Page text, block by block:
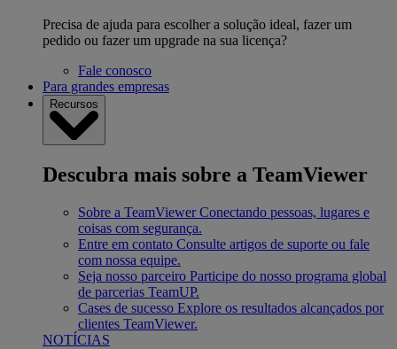
Precisa de ajuda para escolher a solução ideal, fazer um
pedido ou fazer um upgrade na sua licença?
Fale conosco
Para grandes empresas
Recursos
Descubra mais sobre a TeamViewer
Sobre a TeamViewer Conectando pessoas, lugares e
coisas com segurança.
Entre em contato Consulte artigos de suporte ou fale
com nossa equipe.
Seja nosso parceiro Participe do nosso programa global
de parcerias TeamUP.
Cases de sucesso Explore os resultados alcançados por
clientes TeamViewer.
NOTÍCIAS